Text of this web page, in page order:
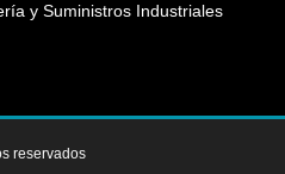
y Suministros Industriales
reservados